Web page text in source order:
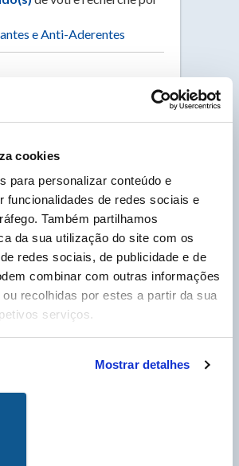
cookies
para personalizar conteúdo e
funcionalidades de redes sociais e
Também partilhamos
da sua utilização do site com os
redes sociais, de publicidade e de
combinar com outras informações
recolhidas por estes a partir da sua
serviços.
Mostrar detalhes
e Anti-Aderentes
de lubrificação, de desmoldagem e
consistente hidrófuga
Lubrificante espessado com
fluido, de cor verde.
CONSULTAR A FICHA